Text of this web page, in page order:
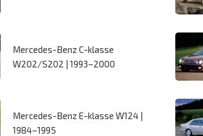
Mercedes-Benz C-klasse
W202/S202 | 1993–2000
Mercedes-Benz E-klasse W124 |
1984–1995